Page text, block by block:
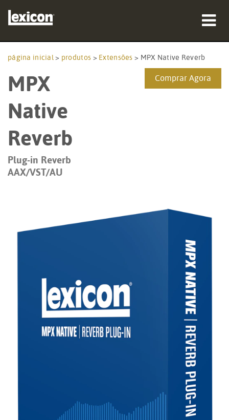
onde comprar
formação
assistência
Idioma/Região
página inicial > produtos > Extensões > MPX Native Reverb
MPX
Native
Reverb
Plug-in Reverb
AAX/VST/AU
Comprar Agora